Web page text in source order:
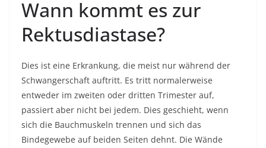
Wann kommt es zur
Rektusdiastase?
Dies ist eine Erkrankung, die meist nur während der
Schwangerschaft auftritt. Es tritt normalerweise
entweder im zweiten oder dritten Trimester auf,
passiert aber nicht bei jedem. Dies geschieht, wenn
sich die Bauchmuskeln trennen und sich das
Bindegewebe auf beiden Seiten dehnt. Die Wände